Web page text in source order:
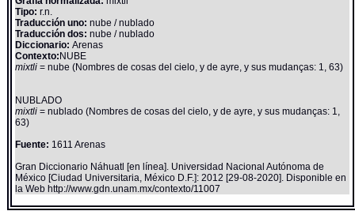
Tipo: r.n.
Traducción uno: nube / nublado
Traducción dos: nube / nublado
Diccionario:Arenas
Contexto: NUBE
mixtli= nube (Nombres de cosas del cielo, y de ayre, y sus mudanças: 1, 63)
NUBLADO
mixtli= nublado (Nombres de cosas del cielo, y de ayre, y sus mudanças: 1,
63)
Fuente: 1611 Arenas
Gran Diccionario Náhuatl [en línea]. Universidad Nacional Autónoma de
México [Ciudad Universitaria, México D.F.]: 2012 [29-08-2020]. Disponible en
la Web http://www.gdn.unam.mx/contexto/11007